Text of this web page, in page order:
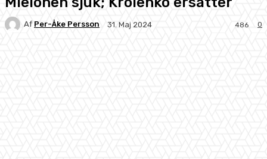
Af Per-Åke Persson 31. Maj 2024 0
486